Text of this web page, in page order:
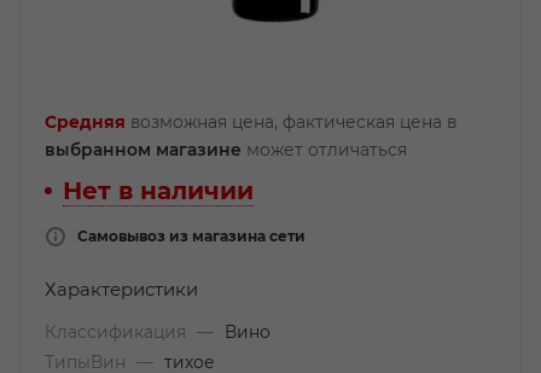
Средняя возможная цена, фактическая цена в
выбранном магазине может отличаться
Нет в наличии
Самовывоз из магазина сети
Характеристики
Классификация —
Вино
ТипыВин
— тихое